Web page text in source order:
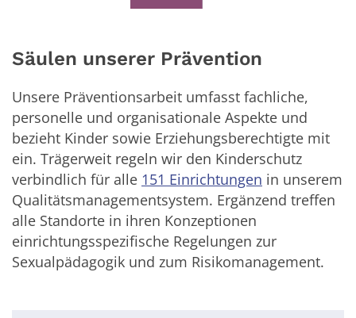
Säulen unserer Prävention
Unsere Präventionsarbeit umfasst fachliche,
personelle und organisationale Aspekte und
bezieht Kinder sowie Erziehungsberechtigte mit
ein. Trägerweit regeln wir den Kinderschutz
verbindlich für alle 151 Einrichtungen in unserem
Qualitätsmanagementsystem. Ergänzend treffen
alle Standorte in ihren Konzeptionen
einrichtungsspezifische Regelungen zur
Sexualpädagogik und zum Risikomanagement.